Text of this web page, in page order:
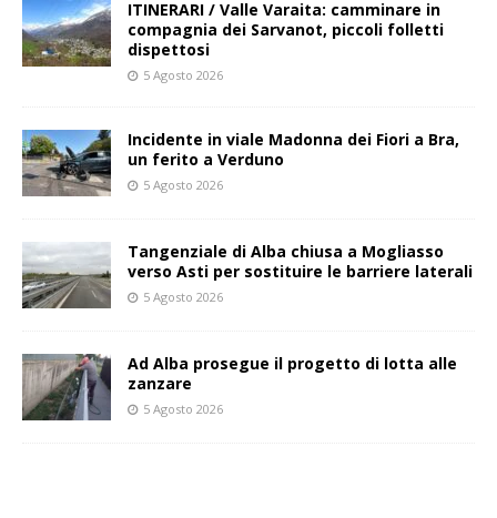
ITINERARI / Valle Varaita: camminare in
compagnia dei Sarvanot, piccoli folletti
dispettosi
5 Agosto 2026
Incidente in viale Madonna dei Fiori a Bra,
un ferito a Verduno
5 Agosto 2026
Tangenziale di Alba chiusa a Mogliasso
verso Asti per sostituire le barriere laterali
5 Agosto 2026
Ad Alba prosegue il progetto di lotta alle
zanzare
5 Agosto 2026